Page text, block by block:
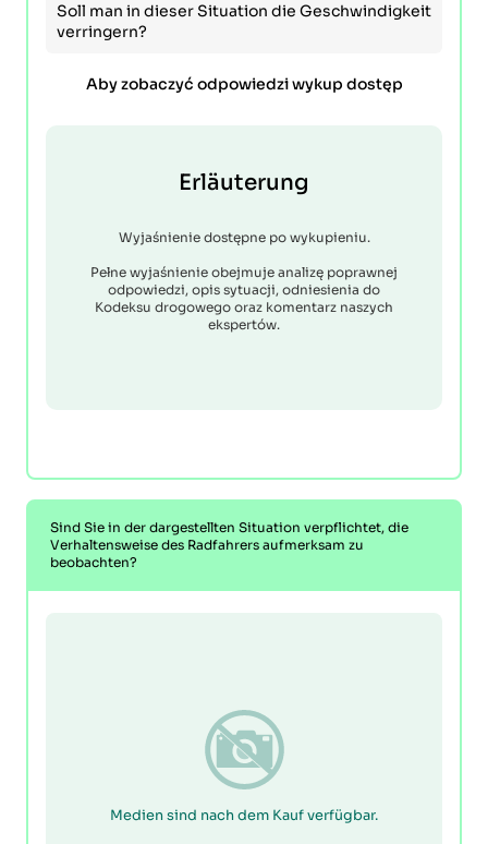
Soll man in dieser Situation die Geschwindigkeit
verringern?
Aby zobaczyć odpowiedzi wykup dostęp
Erläuterung
Wyjaśnienie dostępne po wykupieniu.
Pełne wyjaśnienie obejmuje analizę poprawnej
odpowiedzi, opis sytuacji, odniesienia do
Kodeksu drogowego oraz komentarz naszych
ekspertów.
Sind Sie in der dargestellten Situation verpflichtet, die
Verhaltensweise des Radfahrers aufmerksam zu
beobachten?
Medien sind nach dem Kauf verfügbar.